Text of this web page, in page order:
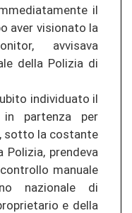
il
aver visionato la
avvisava
della Polizia di
individuato il
in partenza per
sotto la costante
Polizia, prendeva
manuale
nazionale di
e della